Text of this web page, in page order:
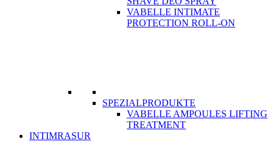
VABELLE INTIMATE
PROTECTION ROLL-ON
SPEZIALPRODUKTE
VABELLE AMPOULES LIFTING
TREATMENT
INTIMRASUR